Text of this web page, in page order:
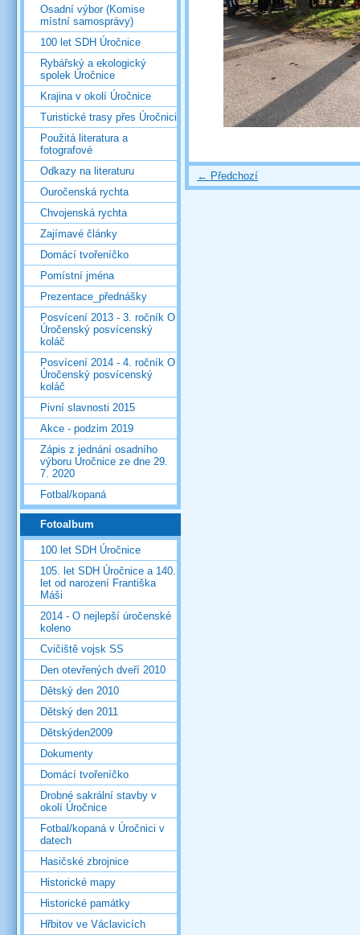
← Předchozí
Osadní výbor (Komise
místní samosprávy)
100 let SDH Úročnice
Rybářský a ekologický
spolek Úročnice
Krajina v okolí Úročnice
Turistické trasy přes Úročnici
Použitá literatura a
fotografové
Odkazy na literaturu
Ouročenská rychta
Chvojenská rychta
Zajímavé články
Domácí tvořeníčko
Pomístní jména
Prezentace_přednášky
Posvícení 2013 - 3. ročník O
Úročenský posvícenský
koláč
Posvícení 2014 - 4. ročník O
Úročenský posvícenský
koláč
Pivní slavnosti 2015
Akce - podzim 2019
Zápis z jednání osadního
výboru Úročnice ze dne 29.
7. 2020
Fotbal/kopaná
Fotoalbum
100 let SDH Úročnice
105. let SDH Úročnice a 140.
let od narození Františka
Máši
2014 - O nejlepší úročenské
koleno
Cvičiště vojsk SS
Den otevřených dveří 2010
Dětský den 2010
Dětský den 2011
Dětskýden2009
Dokumenty
Domácí tvořeníčko
Drobné sakrální stavby v
okolí Úročnice
Fotbal/kopaná v Úročnici v
datech
Hasičské zbrojnice
Historické mapy
Historické památky
Hřbitov ve Václavicích